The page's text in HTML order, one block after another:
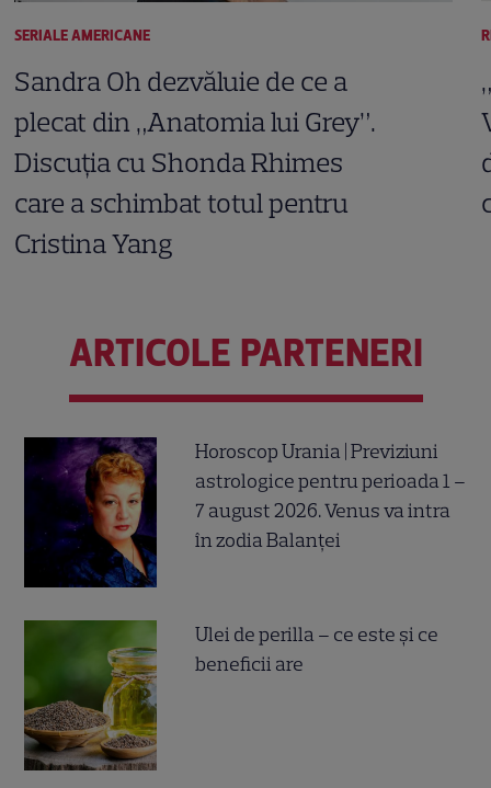
SERIALE AMERICANE
Sandra Oh dezvăluie de ce a
plecat din „Anatomia lui Grey”.
Discuția cu Shonda Rhimes
care a schimbat totul pentru
Cristina Yang
ARTICOLE PARTENERI
Horoscop Urania | Previziuni
astrologice pentru perioada 1 –
7 august 2026. Venus va intra
în zodia Balanței
Ulei de perilla – ce este și ce
beneficii are